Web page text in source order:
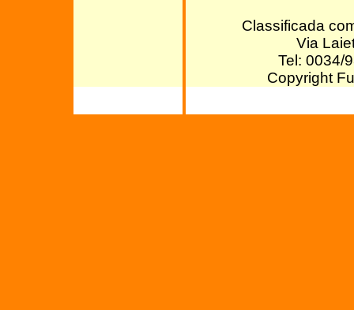
Classificada
Via
Tel: 0034/
Copyright